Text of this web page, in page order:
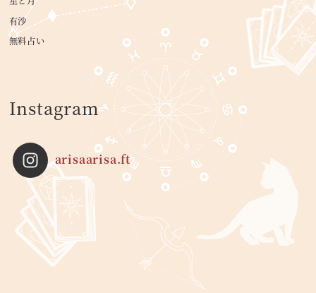
有沙
無料占い
Instagram
arisaarisa.ft